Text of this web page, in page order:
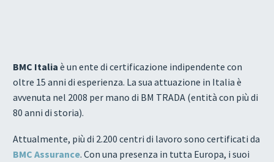
BMC Italia è un ente di certificazione indipendente con
oltre 15 anni di esperienza. La sua attuazione in Italia è
avvenuta nel 2008 per mano di BM TRADA (entità con più di
80 anni di storia).
Attualmente, più di 2.200 centri di lavoro sono certificati da
BMC Assurance. Con una presenza in tutta Europa, i suoi